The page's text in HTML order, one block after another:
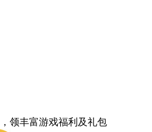
，领丰富游戏福利 及礼包